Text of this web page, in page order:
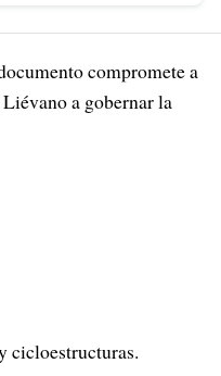
compromete a
a gobernar la
cicloestructuras.